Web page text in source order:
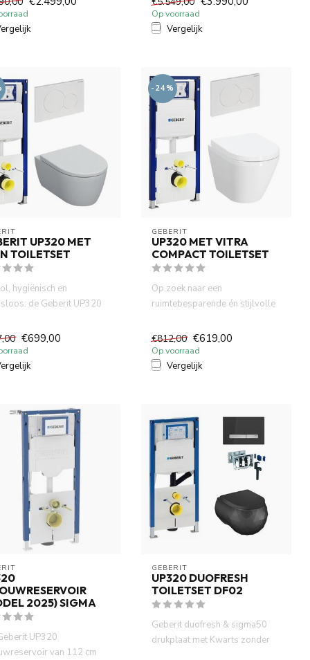
bide...
Op voorraad
Vergelijk
UP320 MET
TOILETSET
hygiënisch en
de Geberit UP320
€699,00
-24%
GEBERIT
UP320 MET VITRA
COMPACT TOILETSET
Op zoek naar een
ruimtebesparende én stijlvolle
Ge...
€812,00 €619,00
Op voorraad
Vergelijk
2025) SIGMA
UP320
van 112 cm
GEBERIT
UP320 DUOFRESH
TOILETSET DF02
Geberit duofresh & sigma50
drukplaat met Kwarts zonder